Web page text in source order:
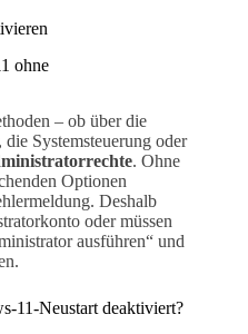
ohne
– ob über die
Systemsteuerung oder
. Ohne
Optionen
Deshalb
oder müssen
ausführen“ und
11-Neustart deaktiviert?